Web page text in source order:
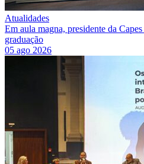
Atualidades
Em aula magna, presidente da
graduação
05 ago 2026